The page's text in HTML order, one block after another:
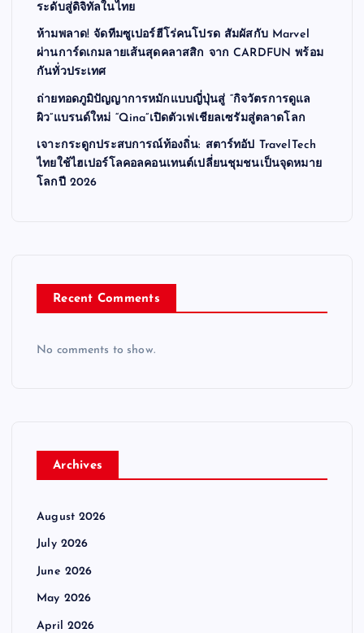
ระดับสู่ดิจิทัลในไทย
ห้ามพลาด! จัดทีมซูเปอร์ฮีโร่คนโปรด สัมผัสกับ Marvel
ผ่านการ์ดเกมลายเส้นสุดคลาสสิก จาก CARDFUN พร้อม
กันทั่วประเทศ
ถ่ายทอดภูมิปัญญาการหมักแบบญี่ปุ่นสู่ “กิจวัตรการดูแล
ผิว”แบรนด์ใหม่ “Qina”เปิดตัวเฟเชียลเซรัมสู่ตลาดโลก
เจาะกระดูกประสบการณ์ท้องถิ่น: สตาร์ทอัป TravelTech
ไทยใช้ไฮเปอร์โลคอลคอนเทนต์เปลี่ยนชุมชนเป็นจุดหมาย
โลกปี 2026
Recent Comments
No comments to show.
Archives
August 2026
July 2026
June 2026
May 2026
April 2026